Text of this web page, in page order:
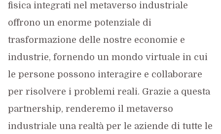
fisica integrati nel metaverso industriale
offrono un enorme potenziale di
trasformazione delle nostre economie e
industrie, fornendo un mondo virtuale in cui
le persone possono interagire e collaborare
per risolvere i problemi reali. Grazie a questa
partnership, renderemo il metaverso
industriale una realtà per le aziende di tutte le